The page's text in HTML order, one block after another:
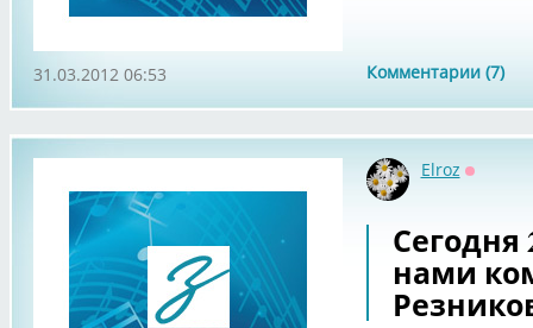
Комментарии (7)
31.03.2012 06:53
Elroz
Сегодня
нами